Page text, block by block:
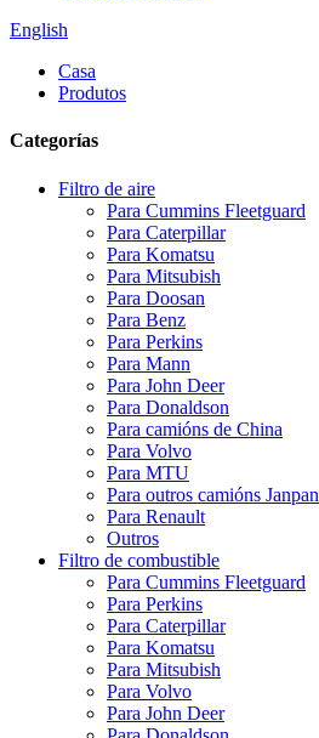
English
Casa
Produtos
Categorías
Filtro de aire
Para Cummins Fleetguard
Para Caterpillar
Para Komatsu
Para Mitsubish
Para Doosan
Para Benz
Para Perkins
Para Mann
Para John Deer
Para Donaldson
Para camións de China
Para Volvo
Para MTU
Para outros camións Janpan
Para Renault
Outros
Filtro de combustible
Para Cummins Fleetguard
Para Perkins
Para Caterpillar
Para Komatsu
Para Mitsubish
Para Volvo
Para John Deer